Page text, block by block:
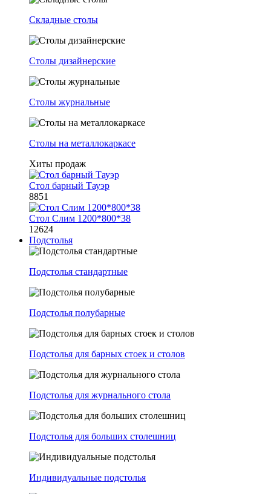
Складные столы
Столы дизайнерские
Столы журнальные
Столы на металлокаркасе
Хиты продаж
Стол барный Тауэр
8851
Стол Слим 1200*800*38
12624
Подстолья
Подстолья стандартные
Подстолья полубарные
Подстолья для барных стоек и столов
Подстолья для журнального стола
Подстолья для больших столешниц
Индивидуальные подстолья